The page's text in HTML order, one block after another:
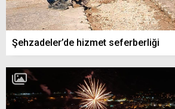
Şehzadeler’de hizmet seferberliği